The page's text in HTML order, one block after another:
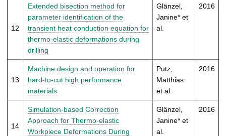
12
Extended bisection method for
parameter identification of the
transient heat conduction equation for
thermo-elastic deformations during
drilling
Glänzel,
Janine* et
al.
2016
13
Machine design and operation for
hard-to-cut high performance
materials
Putz,
Matthias
et al.
2016
14
Simulation-based Correction
Approach for Thermo-elastic
Workpiece Deformations During
Glänzel,
Janine* et
al.
2016